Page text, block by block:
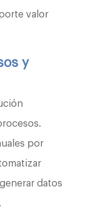
valor
y
por
datos